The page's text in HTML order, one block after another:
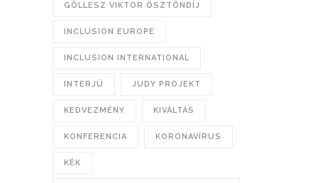
GÖLLESZ VIKTOR ÖSZTÖNDÍJ
INCLUSION EUROPE
INCLUSION INTERNATIONAL
INTERJÚ JUDY PROJEKT
KEDVEZMÉNY KIVÁLTÁS
KONFERENCIA KORONAVÍRUS
KÉK